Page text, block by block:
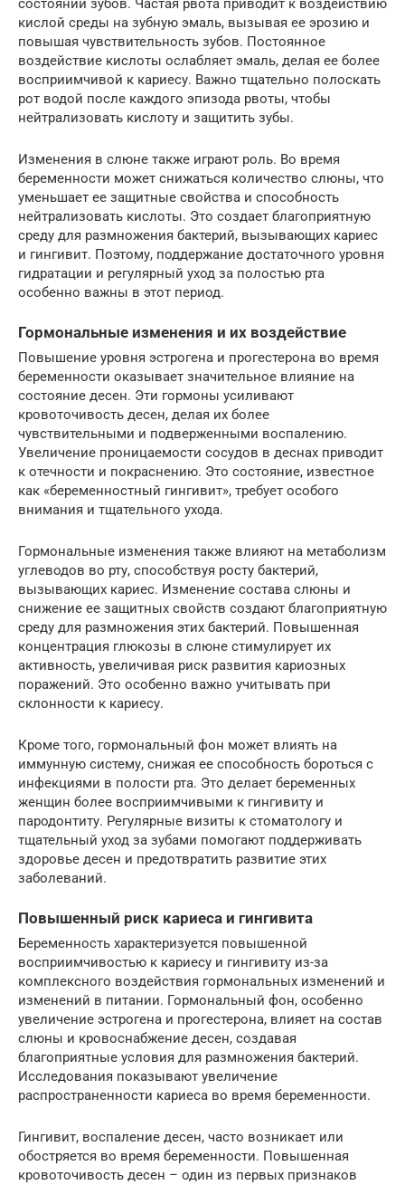
состоянии зубов. Частая рвота приводит к воздействию
кислой среды на зубную эмаль, вызывая ее эрозию и
повышая чувствительность зубов. Постоянное
воздействие кислоты ослабляет эмаль, делая ее более
восприимчивой к кариесу. Важно тщательно полоскать
рот водой после каждого эпизода рвоты, чтобы
нейтрализовать кислоту и защитить зубы.
Изменения в слюне также играют роль. Во время
беременности может снижаться количество слюны, что
уменьшает ее защитные свойства и способность
нейтрализовать кислоты. Это создает благоприятную
среду для размножения бактерий, вызывающих кариес
и гингивит. Поэтому, поддержание достаточного уровня
гидратации и регулярный уход за полостью рта
особенно важны в этот период.
Гормональные изменения и их воздействие
Повышение уровня эстрогена и прогестерона во время
беременности оказывает значительное влияние на
состояние десен. Эти гормоны усиливают
кровоточивость десен, делая их более
чувствительными и подверженными воспалению.
Увеличение проницаемости сосудов в деснах приводит
к отечности и покраснению. Это состояние, известное
как «беременностный гингивит», требует особого
внимания и тщательного ухода.
Гормональные изменения также влияют на метаболизм
углеводов во рту, способствуя росту бактерий,
вызывающих кариес. Изменение состава слюны и
снижение ее защитных свойств создают благоприятную
среду для размножения этих бактерий. Повышенная
концентрация глюкозы в слюне стимулирует их
активность, увеличивая риск развития кариозных
поражений. Это особенно важно учитывать при
склонности к кариесу.
Кроме того, гормональный фон может влиять на
иммунную систему, снижая ее способность бороться с
инфекциями в полости рта. Это делает беременных
женщин более восприимчивыми к гингивиту и
пародонтиту. Регулярные визиты к стоматологу и
тщательный уход за зубами помогают поддерживать
здоровье десен и предотвратить развитие этих
заболеваний.
Повышенный риск кариеса и гингивита
Беременность характеризуется повышенной
восприимчивостью к кариесу и гингивиту из-за
комплексного воздействия гормональных изменений и
изменений в питании. Гормональный фон, особенно
увеличение эстрогена и прогестерона, влияет на состав
слюны и кровоснабжение десен, создавая
благоприятные условия для размножения бактерий.
Исследования показывают увеличение
распространенности кариеса во время беременности.
Гингивит, воспаление десен, часто возникает или
обостряется во время беременности. Повышенная
кровоточивость десен – один из первых признаков